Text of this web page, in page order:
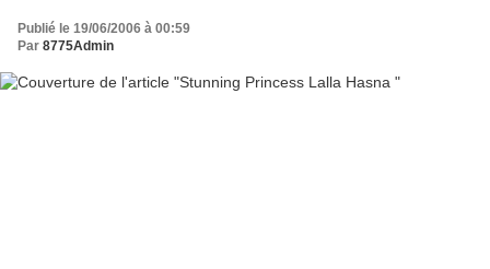
Publié le 19/06/2006 à 00:59
Par 8775Admin